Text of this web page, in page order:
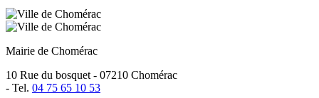
Mairie de Chomérac
10 Rue du bosquet - 07210 Chomérac
- Tel. 04 75 65 10 53